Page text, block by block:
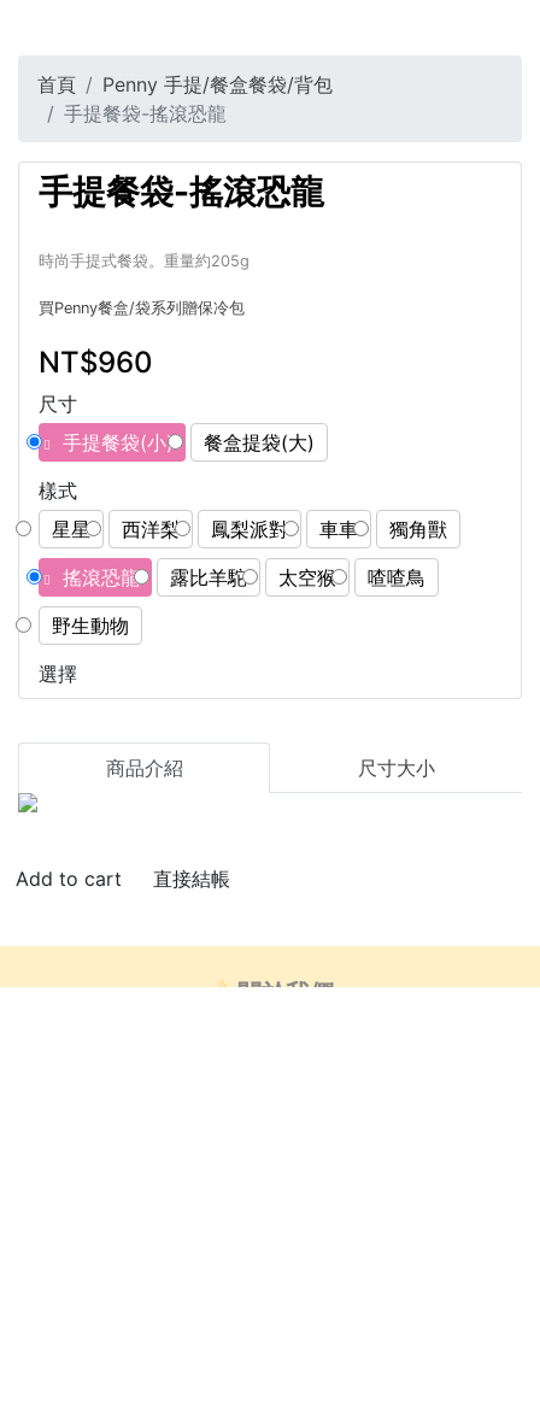
首頁
Penny 手提/餐盒餐袋/背包
手提餐袋-搖滾恐龍
手提餐袋-搖滾恐龍
時尚手提式餐袋。重量約205g
買Penny餐盒/袋系列贈保冷包
NT$960
尺寸
手提餐袋(小)
餐盒提袋(大)
樣式
星星
西洋梨 鳳梨派對 車車
獨角獸
搖滾恐龍
露比羊駝 太空猴
喳喳鳥
野生動物
選擇
商品介紹 尺寸大小
直接結帳
🍌關於我們